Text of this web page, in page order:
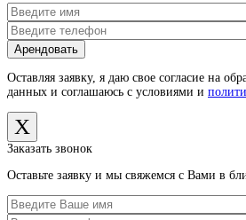
Оставляя заявку, я даю свое согласие на
данных и соглашаюсь с условиями и
X
Заказать звонок
Оставьте заявку и мы свяжемся с Вами в